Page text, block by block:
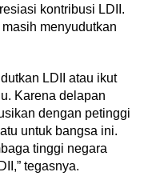
kontribusi LDII.
menyudutkan
LDII atau ikut
Karena delapan
dengan petinggi
untuk bangsa ini.
tinggi negara
tegasnya.